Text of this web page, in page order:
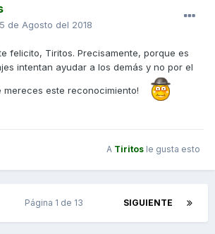
de Agosto del 2018
felicito, Tiritos. Precisamente, porque es
intentan ayudar a los demás y no por el
mereces este reconocimiento!
A Tiritos le gusta esto
SIGUIENTE
Página 1 de 13